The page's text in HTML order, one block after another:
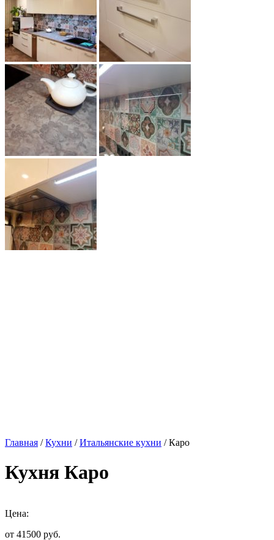
Главная /Кухни /Итальянские кухни / Каро
Кухня Каро
Цена:
от 41500 руб.